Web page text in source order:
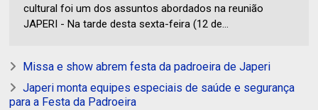
cultural foi um dos assuntos abordados na reunião
JAPERI - Na tarde desta sexta-feira (12 de...
Missa e show abrem festa da padroeira de Japeri
Japeri monta equipes especiais de saúde e segurança
para a Festa da Padroeira